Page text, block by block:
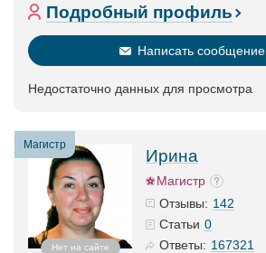
Подробный профиль
Написать сообщение
Недостаточно данных для просмотра
Магистр
Нет на сайте
Ирина
Магистр
Отзывы: 142
Статьи 0
Ответы: 167321